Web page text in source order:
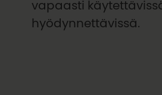
vapaasti
hyödynnettävissä.